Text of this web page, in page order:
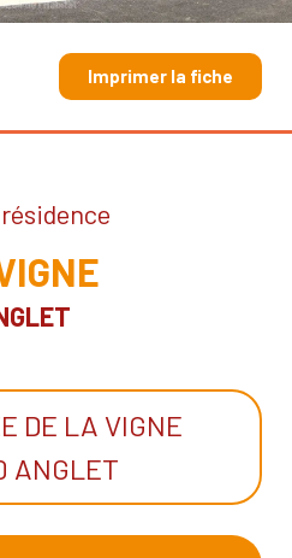
Imprimer la fiche
DE LA VIGNE
ANGLET